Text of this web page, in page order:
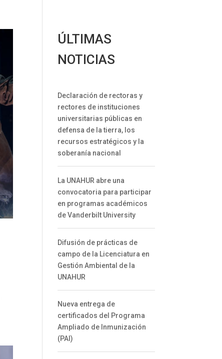
ÚLTIMAS
NOTICIAS
Declaración de rectoras y
rectores de instituciones
universitarias públicas en
defensa de la tierra, los
recursos estratégicos y la
soberanía nacional
La UNAHUR abre una
convocatoria para participar
en programas académicos
de Vanderbilt University
Difusión de prácticas de
campo de la Licenciatura en
Gestión Ambiental de la
UNAHUR
Nueva entrega de
certificados del Programa
Ampliado de Inmunización
(PAI)